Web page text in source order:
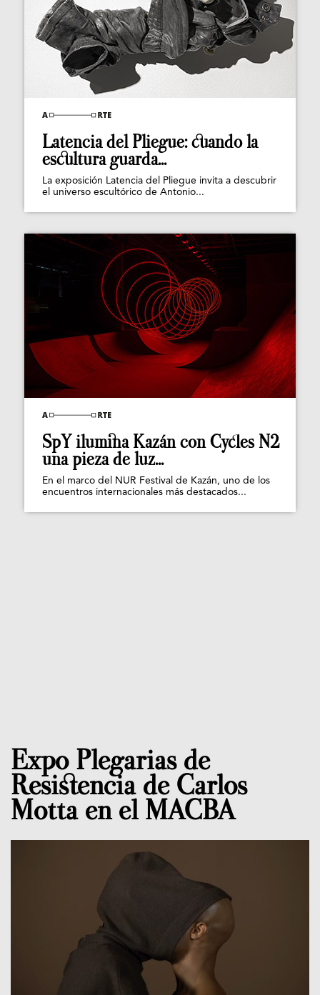
Latencia del Pliegue: cuando la
escultura guarda...
La exposición Latencia del Pliegue invita a descubrir
el universo escultórico de Antonio...
SpY ilumina Kazán con Cycles N2
una pieza de luz...
En el marco del NUR Festival de Kazán, uno de los
encuentros internacionales más destacados...
Expo Plegarias de
Resistencia de Carlos
Motta en el MACBA